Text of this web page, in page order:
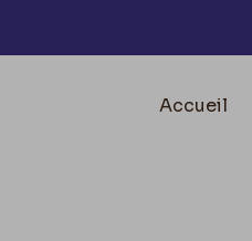
Accueil